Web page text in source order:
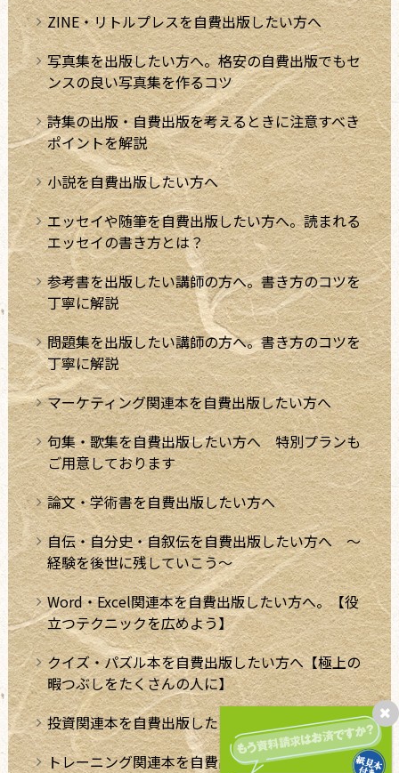
ZINE・リトルプレスを自費出版したい方へ
写真集を出版したい方へ。格安の自費出版でもセ
ンスの良い写真集を作るコツ
詩集の出版・自費出版を考えるときに注意すべき
ポイントを解説
小説を自費出版したい方へ
エッセイや随筆を自費出版したい方へ。読まれる
エッセイの書き方とは？
参考書を出版したい講師の方へ。書き方のコツを
丁寧に解説
問題集を出版したい講師の方へ。書き方のコツを
丁寧に解説
マーケティング関連本を自費出版したい方へ
句集・歌集を自費出版したい方へ 特別プランも
ご用意しております
論文・学術書を自費出版したい方へ
自伝・自分史・自叙伝を自費出版したい方へ ～
経験を後世に残していこう～
Word・Excel関連本を自費出版したい方へ。【役
立つテクニックを広めよう】
クイズ・パズル本を自費出版したい方へ【極上の
暇つぶしをたくさんの人に】
投資関連本を自費出版したい方へ
トレーニング関連本を自費出版したい方へ